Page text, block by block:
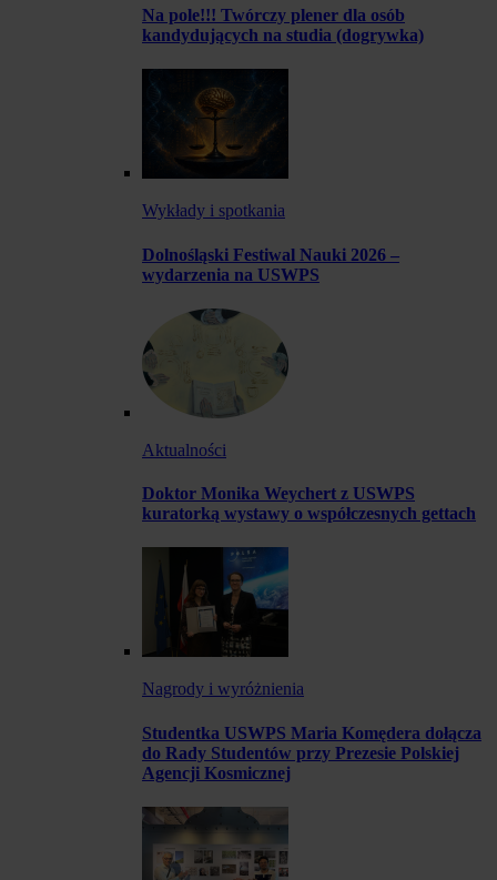
Na pole!!! Twórczy plener dla osób
kandydujących na studia (dogrywka)
Wykłady i spotkania
Dolnośląski Festiwal Nauki 2026 –
wydarzenia na USWPS
Aktualności
Doktor Monika Weychert z USWPS
kuratorką wystawy o współczesnych gettach
Nagrody i wyróżnienia
Studentka USWPS Maria Komędera dołącza
do Rady Studentów przy Prezesie Polskiej
Agencji Kosmicznej